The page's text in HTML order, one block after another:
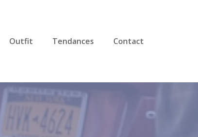
Outfit Tendances Contact